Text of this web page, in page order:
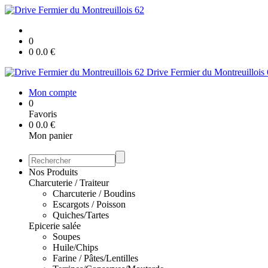
0
0 0.0 €
Drive Fermier du Montreuillois
Mon compte
0
Favoris
0 0.0 €
Mon panier
Nos Produits
Charcuterie / Traiteur
Charcuterie / Boudins
Escargots / Poisson
Quiches/Tartes
Epicerie salée
Soupes
Huile/Chips
Farine / Pâtes/Lentilles